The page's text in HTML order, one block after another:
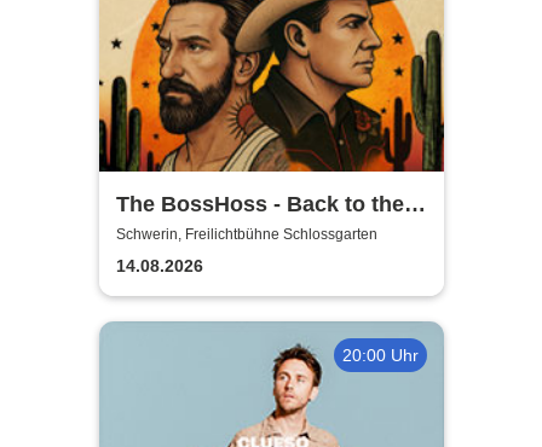
The BossHoss - Back to the
Boots - LIVE - Summer 2026
Schwerin, Freilichtbühne Schlossgarten
14.08.2026
20:00 Uhr